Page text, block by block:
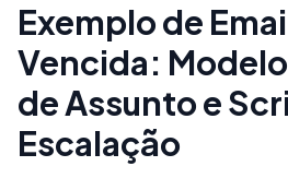
Exemplo de
Vencida:
de Assunto e
Escalação